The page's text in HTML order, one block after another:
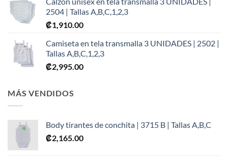
2504 | Tallas A,B,C,1,2,3
₡1,910.00
Camiseta en tela transmalla 3 UNIDADES | 2502 |
Tallas A,B,C,1,2,3
₡2,995.00
MÁS VENDIDOS
Body tirantes de conchita | 3715 B | Tallas A,B,C
₡2,165.00